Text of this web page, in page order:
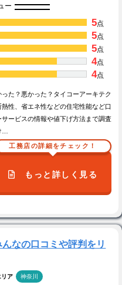
ー
5点
5点
5点
4点
4点
た？悪かった？タイコーアーキテク
性、省エネ性などの住宅性能など口
ービスの情報や値下げ方法まで調査
…
工務店の詳細をチェック！
もっと詳しく見る
なの口コミや評判をリ
リア 神奈川